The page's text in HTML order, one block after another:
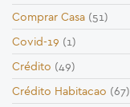
Comprar Casa (51)
Covid-19 (1)
Crédito (49)
Crédito Habitacao (67)